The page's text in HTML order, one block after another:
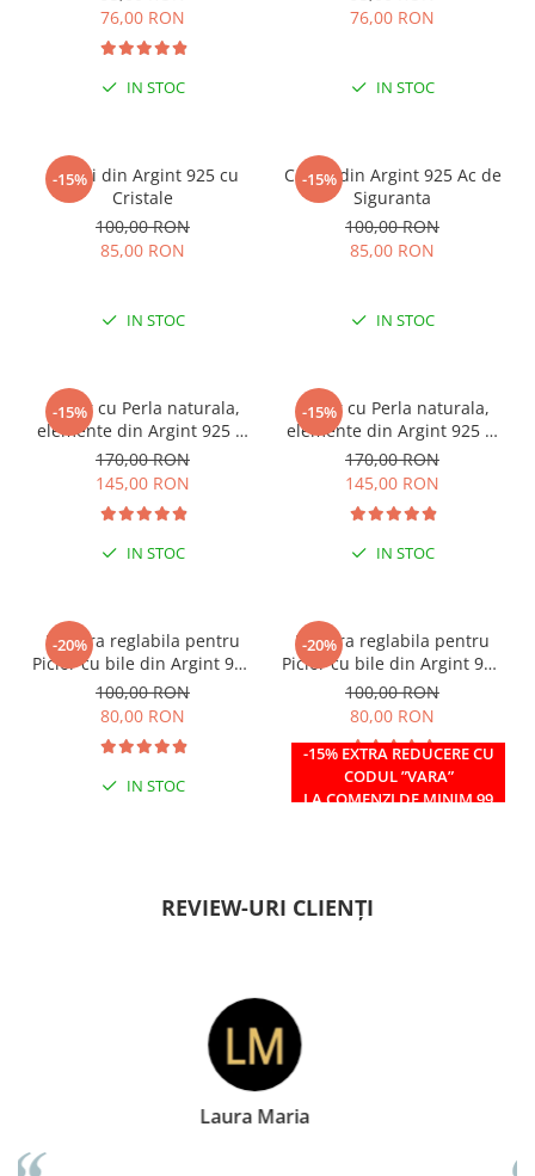
76,00 RON
IN STOC
76,00 RON
IN STOC
-15%
Cercei din Argint 925 cu
Cristale
100,00 RON
85,00 RON
IN STOC
-15%
Cercei din Argint 925 Ac de
Siguranta
100,00 RON
85,00 RON
IN STOC
-15%
Colier cu Perla naturala,
elemente din Argint 925 si
margele Miyuki, multicolor
170,00 RON
145,00 RON
IN STOC
-15%
Colier cu Perla naturala,
elemente din Argint 925 si
margele Miyuki, verde/kiwi
170,00 RON
145,00 RON
IN STOC
-20%
Bratara reglabila pentru
Picior cu bile din Argint 925
si margele Miyuki rosii
100,00 RON
80,00 RON
IN STOC
-20%
-15% EXTRA REDUCERE CU
CODUL ”VARA”
LA COMENZI DE MINIM 99
Bratara reglabila pentru
Picior cu bile din Argint 925
si margele Miyuki verzi
100,00 RON
80,00 RON
IN STOC
REVIEW-URI CLIENȚI